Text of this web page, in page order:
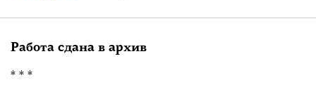
Работа сдана в архив
* * *